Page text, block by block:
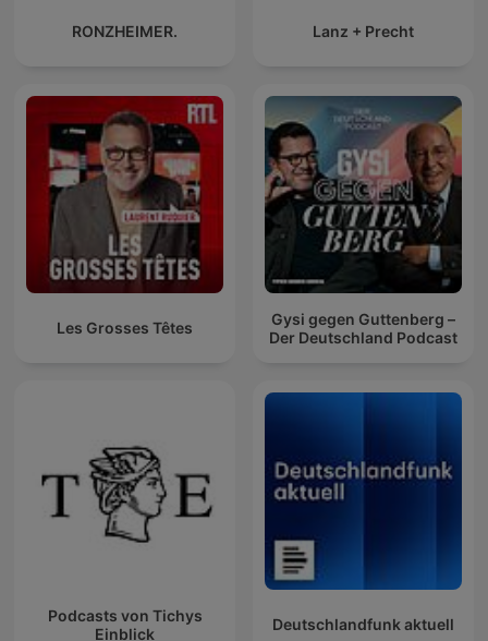
RONZHEIMER. Lanz + Precht
Les Grosses Têtes
Gysi gegen Guttenberg –
Der Deutschland Podcast
Podcasts von Tichys
Einblick
Deutschlandfunk aktuell